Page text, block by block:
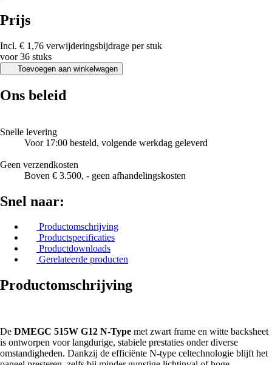
Prijs
Incl. € 1,76 verwijderingsbijdrage per stuk
voor 36 stuks
Toevoegen aan winkelwagen
Ons beleid
Snelle levering
Voor 17:00 besteld, volgende werkdag geleverd
Geen verzendkosten
Boven € 3.500, - geen afhandelingskosten
Snel naar:
Productomschrijving
Productspecificaties
Productdownloads
Gerelateerde producten
Productomschrijving
De DMEGC 515W G12 N-Type met zwart frame en witte backsheet
is ontworpen voor langdurige, stabiele prestaties onder diverse
omstandigheden. Dankzij de efficiënte N-type celtechnologie blijft het